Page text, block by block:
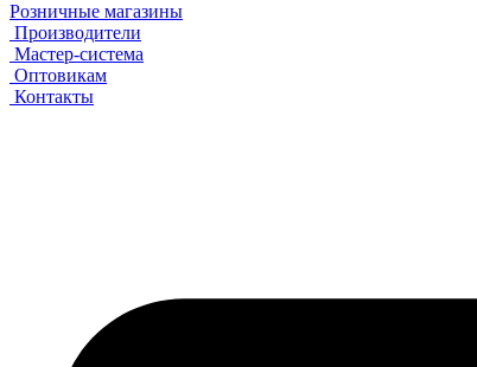
Розничные магазины
Производители
Мастер-система
Оптовикам
Контакты